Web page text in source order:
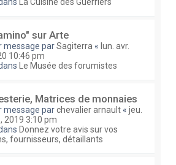
sur Arte
message parSagiterra « lun. avr.
10:46 pm
Le Musée des forumistes
Matrices de monnaies
message parchevalier arnault « jeu.
2019 3:10 pm
Donnez votre avis sur vos
fournisseurs, détaillants